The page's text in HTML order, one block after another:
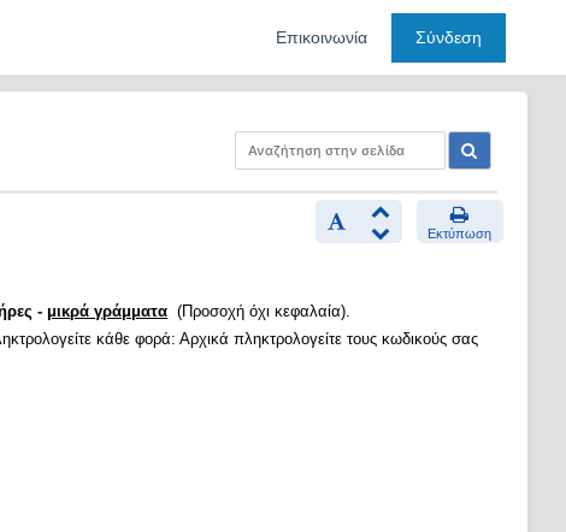
Επικοινωνία Σύνδεση
Εκτύπωση
- μικρά γράμματα (Προσοχή όχι κεφαλαία).
κάθε φορά: Αρχικά πληκτρολογείτε τους κωδικούς σας